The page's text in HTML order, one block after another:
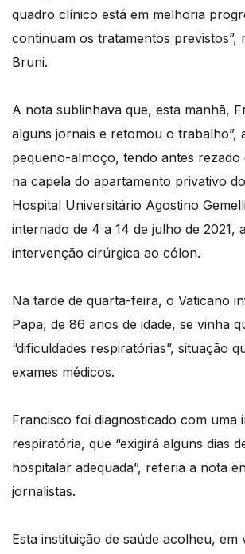
quadro clínico está em melhoria
continuam os tratamentos previstos”,
Bruni.
A nota sublinhava que, esta manhã,
alguns jornais e retomou o trabalho”,
pequeno-almoço, tendo antes rezado
na capela do apartamento privativo
Hospital Universitário Agostino
internado de 4 a 14 de julho de 2021,
intervenção cirúrgica ao cólon.
Na tarde de quarta-feira, o Vaticano
Papa, de 86 anos de idade, se vinha
“dificuldades respiratórias”, situação
exames médicos.
Francisco foi diagnosticado com uma
respiratória, que “exigirá alguns dias
hospitalar adequada”, referia a nota
jornalistas.
Esta instituição de saúde acolheu, em